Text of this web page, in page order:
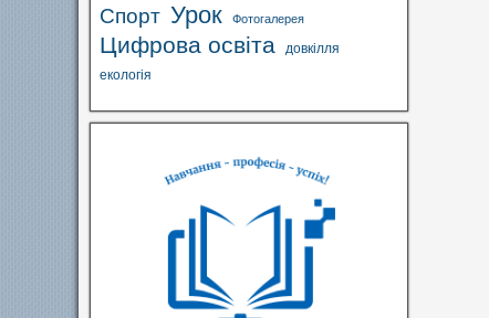
Спорт Урок Фотогалерея
Цифрова освіта
довкілля
екологія